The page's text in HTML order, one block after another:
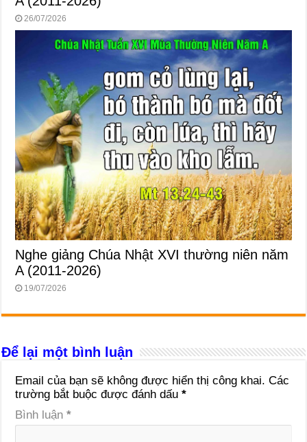
26/07/2026
Nghe giảng Chúa Nhật XVI thường niên năm
A (2011-2026)
19/07/2026
Để lại một bình luận
Email của bạn sẽ không được hiển thị công khai. Các
trường bắt buộc được đánh dấu*
Bình luận*